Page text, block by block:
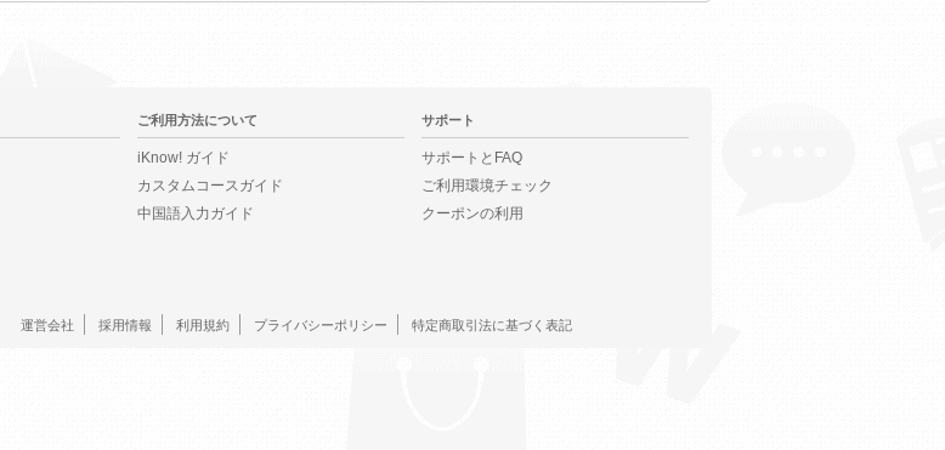
ご利用方法について
iKnow! ガイド
カスタムコースガイド
中国語入力ガイド
サポート
サポートとFAQ
ご利用環境チェック
クーポンの利用
運営会社 採用情報 利用規約 プライバシーポリシー 特定商取引法に基づく表記